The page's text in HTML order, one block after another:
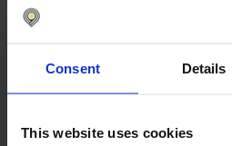
Consent Details
This website uses cookies